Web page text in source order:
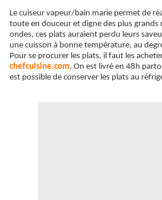
Le cuiseur vapeur/bain marie permet de
toute en douceur et digne des plus
ondes, ces plats auraient perdu leurs
une cuisson à bonne température, au
Pour se procurer les plats, il faut les
chefcuisine.com. On est livré en 48h
est possible de conserver les plats au